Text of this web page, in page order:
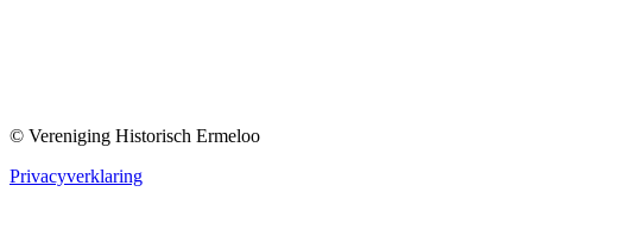
© Vereniging Historisch Ermeloo
Privacyverklaring